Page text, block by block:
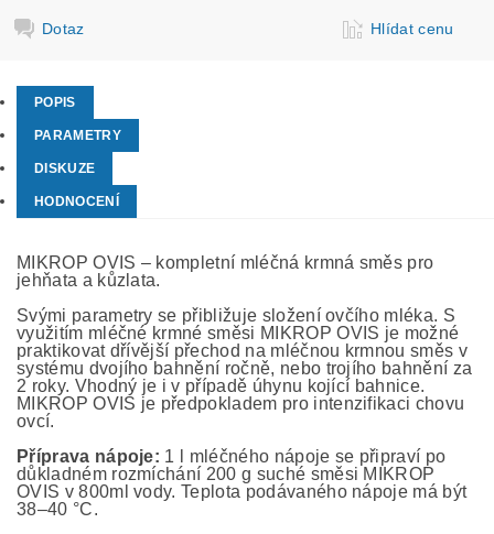
Dotaz Hlídat cenu
POPIS
PARAMETRY
DISKUZE
HODNOCENÍ
MIKROP OVIS – kompletní mléčná krmná směs pro
jehňata a kůzlata.
Svými parametry se přibližuje složení ovčího mléka. S
využitím mléčné krmné směsi MIKROP OVIS je možné
praktikovat dřívější přechod na mléčnou krmnou směs v
systému dvojího bahnění ročně, nebo trojího bahnění za
2 roky. Vhodný je i v případě úhynu kojící bahnice.
MIKROP OVIS je předpokladem pro intenzifikaci chovu
ovcí.
Příprava nápoje: 1 l mléčného nápoje se připraví po
důkladném rozmíchání 200 g suché směsi MIKROP
OVIS v 800ml vody. Teplota podávaného nápoje má být
38–40 °C.